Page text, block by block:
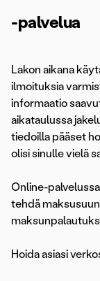
-palvelua
Lakon aikana
ilmoituksia
informaatio
aikataulussa
tiedoilla pääset
olisi sinulle vielä
Online-
tehdä
Hoida asiasi